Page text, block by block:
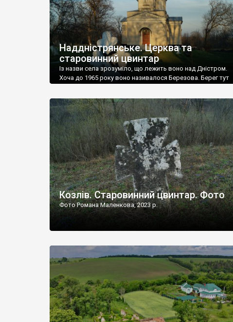
Наддністрянське. Церква та
старовинний цвинтар
Із назви села зрозуміло, що лежить воно над Дністром.
Хоча до 1965 року воно називалося Березова. Берег тут
Наддністрянське відрізняється від більшості навколишніх
сіл. У селі є мурована Михайлівська церква. Точної дати […]
Козлів. Старовинний цвинтар. Фото
Фото Романа Маленкова, 2023 р.